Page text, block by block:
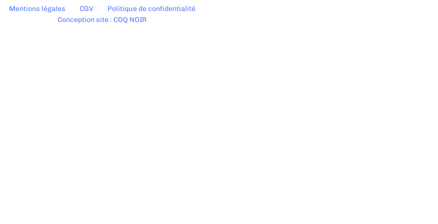
Mentions légales CGV
Politique de confidentialité
Conception site : COQ NOIR